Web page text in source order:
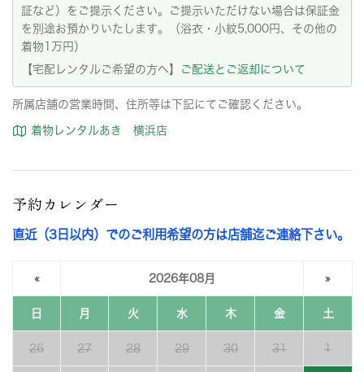
証など）をご提示ください。ご提示いただけない場合は保証金
を別途お預かりいたします。（浴衣・小紋5,000円、その他の
着物1万円）
【宅配レンタルご希望の方へ】
ご配送とご返却について
所属店舗の営業時間、住所等は下記にてご確認ください。
着物レンタルあき 横浜店
予約カレンダー
直近（3日以内）でのご利用希望の方は店舗迄ご連絡下さい。
« 2026年08月 »
日 月 火 水 木 金 土
26 27 28 29 30 31 1